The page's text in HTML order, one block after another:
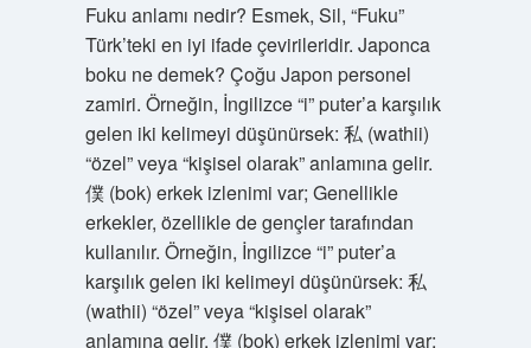
Fuku anlamı nedir? Esmek, Sil, “Fuku”
Türk’teki en iyi ifade çevirileridir. Japonca
boku ne demek? Çoğu Japon personel
zamiri. Örneğin, İngilizce “i” puter’a karşılık
gelen iki kelimeyi düşünürsek: 私 (wathii)
“özel” veya “kişisel olarak” anlamına gelir.
僕 (bok) erkek izlenimi var; Genellikle
erkekler, özellikle de gençler tarafından
kullanılır. Örneğin, İngilizce “i” puter’a
karşılık gelen iki kelimeyi düşünürsek: 私
(wathii) “özel” veya “kişisel olarak”
anlamına gelir. 僕 (bok) erkek izlenimi var;